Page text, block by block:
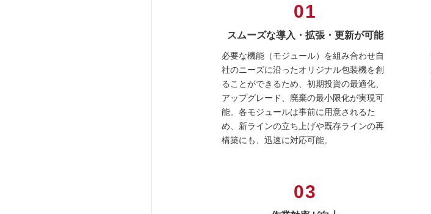
01
スムーズな導入・拡張・更新が可能
必要な機能（モジュール）を組み合わせ自
社のニーズに沿ったオリジナル包装機を創
ることができるため、初期投資の最適化、
アップグレード、廃棄の最小限化が実現可
能。各モジュールは事前に用意されるた
め、新ラインの立ち上げや既存ラインの再
構築にも、迅速に対応可能。
03